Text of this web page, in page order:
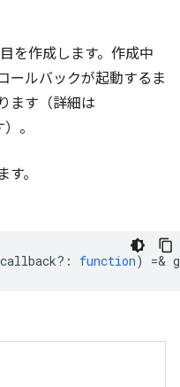
を作成します。作成中
ールバックが起動するま
ます（詳細は
。
。
callback? : function) =&